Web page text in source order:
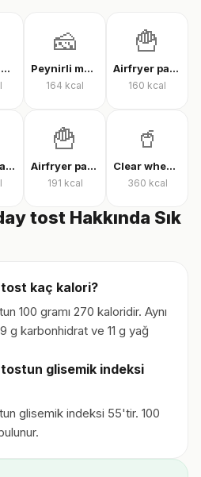
Fındık lahmacun
🧀
Peynirli makarna
164 kcal
🍟
Airfryer patates kızartması
160 kcal
Peynirli hamburger
🍟
Airfryer patates kızartması
191 kcal
🥤
Clear whey protein
360 kcal
tost Hakkında Sık
tost kaç kalori?
100 gramı 270 kaloridir. Aynı
g karbonhidrat ve 11 g yağ
glisemik indeksi
glisemik indeksi 55'tir. 100